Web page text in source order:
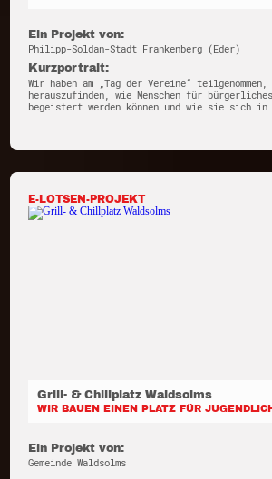
Ein Projekt von:
Philipp-Soldan-Stadt Frankenberg (Eder)
Kurzportrait:
Wir haben am „Tag der Vereine“ teilgenommen,
herauszufinden, wie Menschen für bürgerliches
begeistert werden können und wie sie sich
E-LOTSEN-PROJEKT
Grill- & Chillplatz Waldsolms
WIR BAUEN EINEN PLATZ FÜR
Ein Projekt von:
Gemeinde Waldsolms